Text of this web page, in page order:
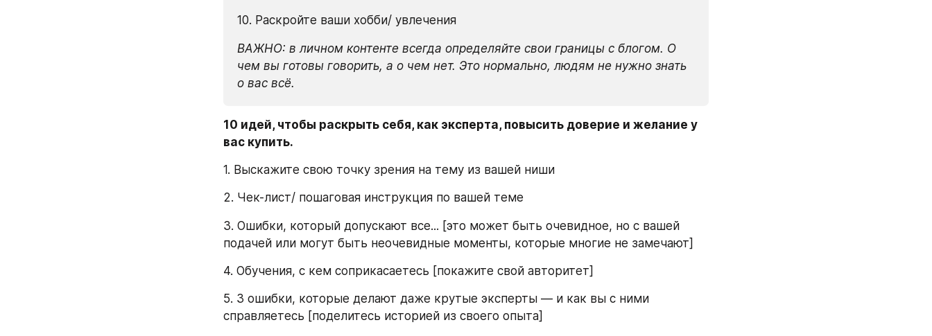
10. Раскройте ваши хобби/ увлечения
ВАЖНО: в личном контенте всегда определяйте свои границы с блогом. О
чем вы готовы говорить, а о чем нет. Это нормально, людям не нужно знать
о вас всё.
10 идей, чтобы раскрыть себя, как эксперта, повысить доверие и желание у
вас купить.
1. Выскажите свою точку зрения на тему из вашей ниши
2. Чек-лист/ пошаговая инструкция по вашей теме
3. Ошибки, который допускают все... [это может быть очевидное, но с вашей
подачей или могут быть неочевидные моменты, которые многие не замечают]
4. Обучения, с кем соприкасаетесь [покажите свой авторитет]
5. 3 ошибки, которые делают даже крутые эксперты — и как вы с ними
справляетесь [поделитесь историей из своего опыта]